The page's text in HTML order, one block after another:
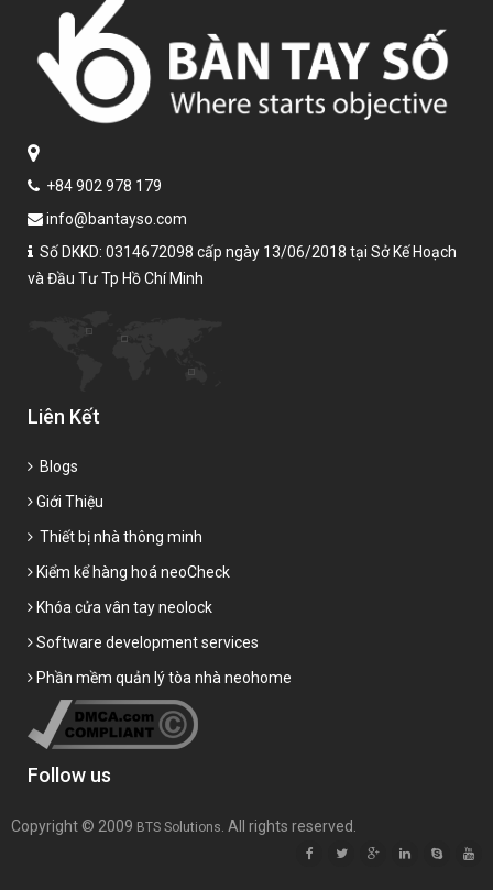
+84 902 978 179
info@bantayso.com
Số DKKD: 0314672098 cấp ngày 13/06/2018 tại Sở Kế Hoạch
và Đầu Tư Tp Hồ Chí Minh
Liên Kết
Blogs
Giới Thiệu
Thiết bị nhà thông minh
Kiểm kể hàng hoá neoCheck
Khóa cửa vân tay neolock
Software development services
Phần mềm quản lý tòa nhà neohome
Follow us
Copyright © 2009 BTS Solutions . All rights reserved.